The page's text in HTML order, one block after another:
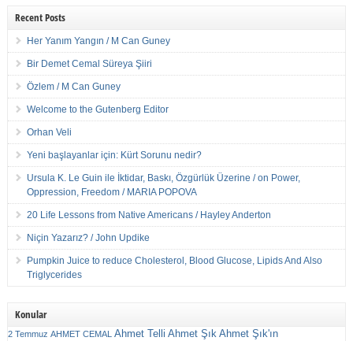
Recent Posts
Her Yanım Yangın / M Can Guney
Bir Demet Cemal Süreya Şiiri
Özlem / M Can Guney
Welcome to the Gutenberg Editor
Orhan Veli
Yeni başlayanlar için: Kürt Sorunu nedir?
Ursula K. Le Guin ile İktidar, Baskı, Özgürlük Üzerine / on Power,
Oppression, Freedom / MARIA POPOVA
20 Life Lessons from Native Americans / Hayley Anderton
Niçin Yazarız? / John Updike
Pumpkin Juice to reduce Cholesterol, Blood Glucose, Lipids And Also
Triglycerides
Konular
2 Temmuz AHMET CEMAL Ahmet Telli Ahmet Şık Ahmet Şık'ın